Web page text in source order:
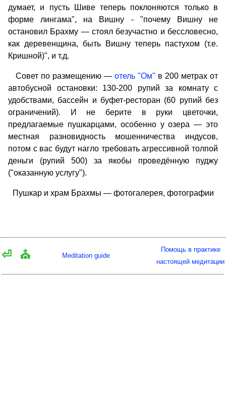
думает, и пусть Шиве теперь поклоняются только в
форме лингама", на Вишну - "почему Вишну не
остановил Брахму — стоял безучастно и бессловесно,
как деревенщина, быть Вишну теперь пастухом (т.е.
Кришной)", и т.д.
Совет по размещению — отель "Ом" в 200 метрах от
автобусной остановки: 130-200 рупий за комнату с
удобствами, бассейн и буфет-ресторан (60 рупий без
ограничений). И не берите в руки цветочки,
предлагаемые пушкарцами, особенно у озера — это
местная разновидность мошенничества индусов,
потом с вас будут нагло требовать агрессивной толпой
деньги (рупий 500) за якобы проведённую пуджу
("оказанную услугу").
Пушкар и храм Брахмы — фотогалерея, фотографии
⏎ ⛪ Meditation guide
Помощь в практике
настоящей медитации